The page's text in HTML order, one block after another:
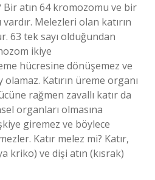
Bir atın 64 kromozomu ve bir
Melezleri olan katırın
63 tek sayı olduğundan
ikiye
hücresine dönüşemez ve
Katırın üreme organı
rağmen zavallı katır da
organları olmasına
giremez ve böylece
Katır melez mi? Katır,
kriko) ve dişi atın (kısrak)